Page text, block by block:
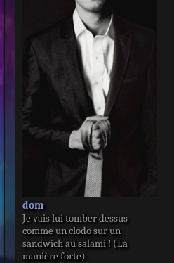
dom
Je vais lui tomber dessus
comme un clodo sur un
sandwich au salami ! (La
manière forte)